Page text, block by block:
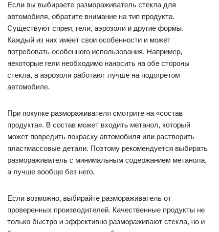
Если вы выбираете размораживатель стекла для
автомобиля, обратите внимание на тип продукта.
Существуют спреи, гели, аэрозоли и другие формы.
Каждый из них имеет свои особенности и может
потребовать особенного использования. Например,
некоторые гели необходимо наносить на обе стороны
стекла, а аэрозоли работают лучше на подогретом
автомобиле.
При покупке размораживателя смотрите на «состав
продукта». В состав может входить метанол, который
может повредить покраску автомобиля или растворить
пластмассовые детали. Поэтому рекомендуется выбирать
размораживатель с минимальным содержанием метанола,
а лучше вообще без него.
Если возможно, выбирайте размораживатель от
проверенных производителей. Качественные продукты не
только быстро и эффективно размораживают стекла, но и